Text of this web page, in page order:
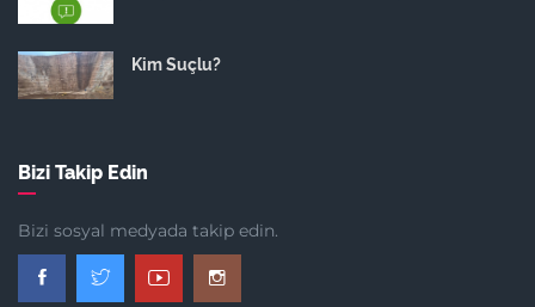
Kim Suçlu?
Bizi Takip Edin
Bizi sosyal medyada takip edin.